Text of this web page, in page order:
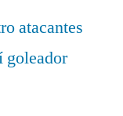
atacantes
goleador